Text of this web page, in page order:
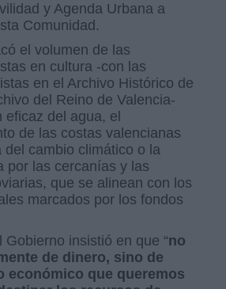
y Agenda Urbana a
Comunidad.
el volumen de las
en cultura -con las
en el Archivo Histórico de
del Reino de Valencia-
del agua, el
de las costas valencianas
del cambio climático o la
por las cercanías y las
que se alinean con los
marcados por los fondos
Gobierno insistió en que “no
de dinero, sino de
económico que queremos